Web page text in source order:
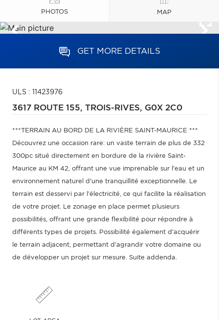
PHOTOS MAP
GET MORE DETAILS
ULS : 11423976
3617 ROUTE 155, TROIS-RIVES, G0X 2C0
***TERRAIN AU BORD DE LA RIVIÈRE SAINT-MAURICE ***
Découvrez une occasion rare: un vaste terrain de plus de 332
300pc situé directement en bordure de la rivière Saint-
Maurice au KM 42, offrant une vue imprenable sur l'eau et un
environnement naturel d'une tranquillité exceptionnelle. Le
terrain est desservi par l'électricité, ce qui facilite la réalisation
de votre projet. Le zonage en place permet plusieurs
possibilités, offrant une grande flexibilité pour répondre à
différents types de projets. Possibilité également d'acquérir
le terrain adjacent, permettant d'agrandir votre domaine ou
de développer un projet sur mesure. Suite addenda.